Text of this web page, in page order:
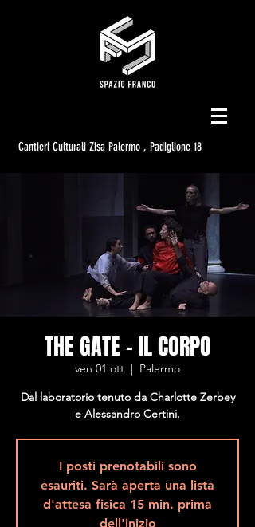
Cantieri Culturali Zisa Palermo , Padiglione 18
THE GATE - IL CORPO
ven 01 ott
  |
Palermo
Dal laboratorio tenuto da Charlotte Zerbey
e Alessandro Certini.
I posti prenotabili sono
esauriti. Sarà aperta una lista
d'attesa fisica 15 min. prima
dell'inizio